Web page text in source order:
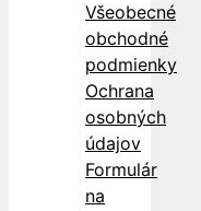
Všeobecné
obchodné
podmienky
Ochrana
osobných
údajov
Formulár
na